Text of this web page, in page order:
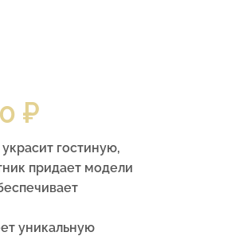
₽
гостиную,
придает модели
уникальную